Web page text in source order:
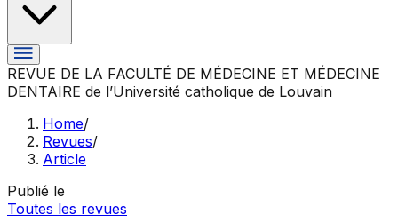
REVUE DE LA FACULTÉ DE MÉDECINE ET MÉDECINE
DENTAIRE de l’Université catholique de Louvain
Home/
Revues/
Article
Publié le
Toutes les revues